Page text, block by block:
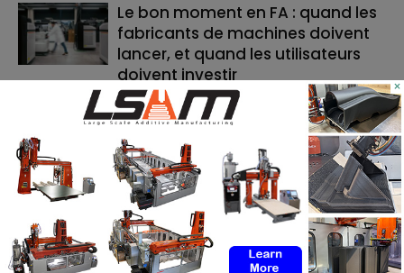
Le bon moment en FA : quand les
fabricants de machines doivent
lancer, et quand les utilisateurs
doivent investir
Cavan Sullivan inaugure les
toutes premières chaussures de
football adidas imprimées en 3D
RECHERCHE
×